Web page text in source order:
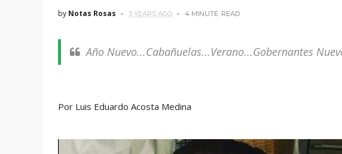
by Notas Rosas 3 YEARS AGO 4 MINUTE READ
Año Nuevo...Cabañuelas...Verano...Gobernantes
Por Luis Eduardo Acosta Medina